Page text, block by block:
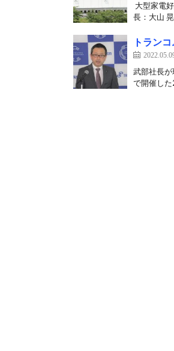
大型家電
長：大山
トラン
武部社長
で開催し